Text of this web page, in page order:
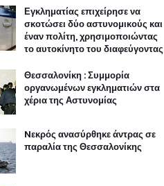
Εγκληματίας επιχείρησε να
σκοτώσει δύο αστυνομικούς και
έναν πολίτη, χρησιμοποιώντας
το αυτοκίνητο του διαφεύγοντας
Θεσσαλονίκη : Συμμορία
οργανωμένων εγκληματιών στα
χέρια της Αστυνομίας
Nεκρός ανασύρθηκε άντρας σε
παραλία της Θεσσαλονίκης